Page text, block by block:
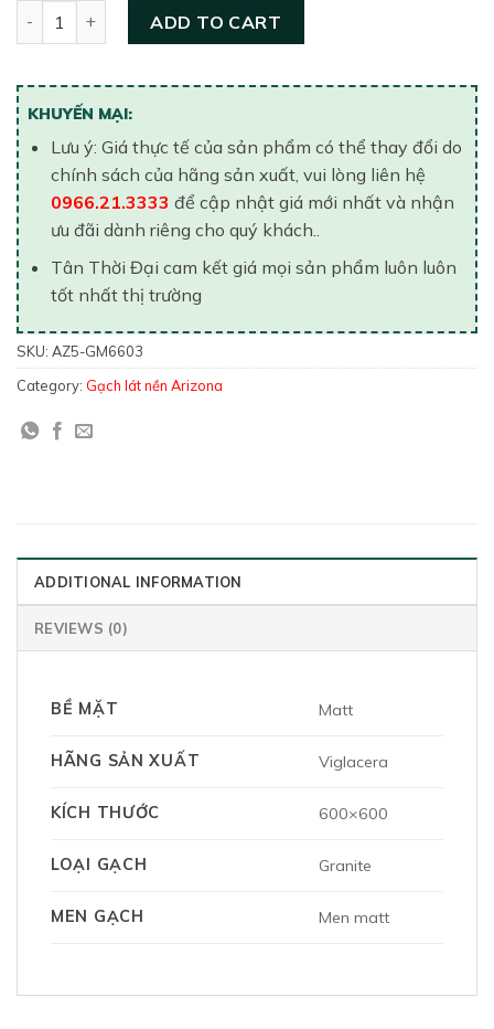
ADD TO CART
KHUYẾN MẠI:
Lưu ý: Giá thực tế của sản phẩm có thể thay đổi do
chính sách của hãng sản xuất, vui lòng liên hệ
0966.21.3333 để cập nhật giá mới nhất và nhận
ưu đãi dành riêng cho quý khách..
Tân Thời Đại cam kết giá mọi sản phẩm luôn luôn
tốt nhất thị trường
SKU: AZ5-GM6603
Category: Gạch lát nền Arizona
ADDITIONAL INFORMATION
REVIEWS (0)
BỀ MẶT Matt
HÃNG SẢN XUẤT Viglacera
KÍCH THƯỚC 600×600
LOẠI GẠCH Granite
MEN GẠCH Men matt